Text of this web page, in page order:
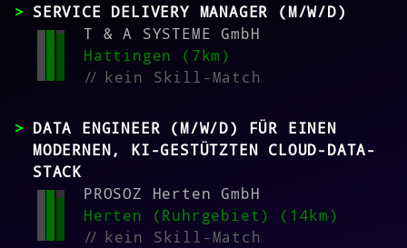
SERVICE DELIVERY MANAGER (M/W/D)
T & A SYSTEME GmbH
Hattingen (7km)
//kein Skill-Match
DATA ENGINEER (M/W/D) FÜR EINEN
MODERNEN, KI-GESTÜTZTEN CLOUD-DATA-
STACK
PROSOZ Herten GmbH
Herten (Ruhrgebiet) (14km)
//kein Skill-Match